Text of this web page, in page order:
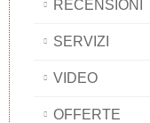
RECENSIONI
SERVIZI
VIDEO
OFFERTE